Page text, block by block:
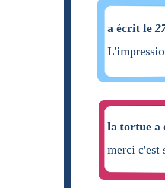
a écrit le
la tortue
merci c'est